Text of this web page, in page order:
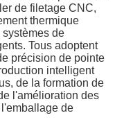
de filetage CNC,
thermique
de
Tous adoptent
précision de pointe
intelligent
de la formation de
l'amélioration des
de